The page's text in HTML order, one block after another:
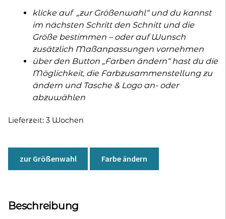
klicke auf „zur Größenwahl“ und du kannst
im nächsten Schritt den Schnitt und die
Größe bestimmen – oder auf Wunsch
zusätzlich Maßanpassungen vornehmen
über den Button „Farben ändern“ hast du die
Möglichkeit, die Farbzusammenstellung zu
ändern und Tasche & Logo an- oder
abzuwählen
Lieferzeit: 3 Wochen
zur Größenwahl Farbe ändern
Beschreibung